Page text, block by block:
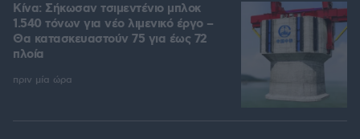
Κίνα: Σήκωσαν τσιμεντένιο μπλοκ
1.540 τόνων για νέο λιμενικό έργο –
Θα κατασκευαστούν 75 για έως 72
πλοία
πριν μία ώρα